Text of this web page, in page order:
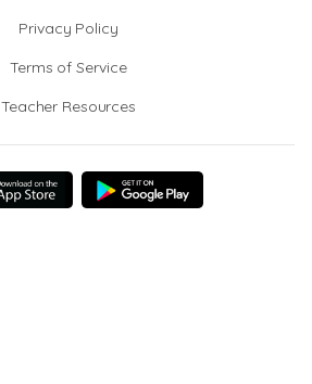
Privacy Policy
Terms of Service
Teacher Resources